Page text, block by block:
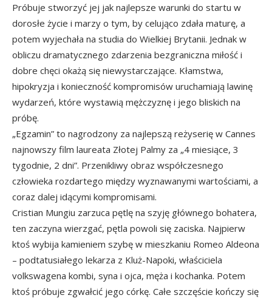
Próbuje stworzyć jej jak najlepsze warunki do startu w
dorosłe życie i marzy o tym, by celująco zdała maturę, a
potem wyjechała na studia do Wielkiej Brytanii. Jednak w
obliczu dramatycznego zdarzenia bezgraniczna miłość i
dobre chęci okażą się niewystarczające. Kłamstwa,
hipokryzja i konieczność kompromisów uruchamiają lawinę
wydarzeń, które wystawią mężczyznę i jego bliskich na
próbę.
„Egzamin” to nagrodzony za najlepszą reżyserię w Cannes
najnowszy film laureata Złotej Palmy za „4 miesiące, 3
tygodnie, 2 dni”. Przenikliwy obraz współczesnego
człowieka rozdartego między wyznawanymi wartościami, a
coraz dalej idącymi kompromisami.
Cristian Mungiu zarzuca pętlę na szyję głównego bohatera,
ten zaczyna wierzgać, pętla powoli się zaciska. Najpierw
ktoś wybija kamieniem szybę w mieszkaniu Romeo Aldeona
– podtatusiałego lekarza z Kluż-Napoki, właściciela
volkswagena kombi, syna i ojca, męża i kochanka. Potem
ktoś próbuje zgwałcić jego córkę. Całe szczęście kończy się